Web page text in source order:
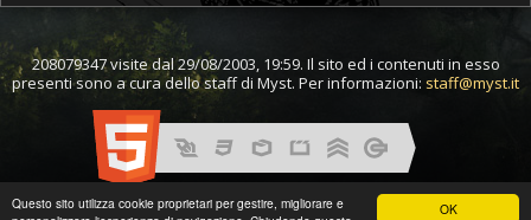
OK
Questo sito utilizza cookie proprietari per gestire, migliorare e
208079347 visite dal 29/08/2003, 19:59. Il sito ed i contenuti in esso
presenti sono a cura dello staff di Myst. Per informazioni: staff@myst.it